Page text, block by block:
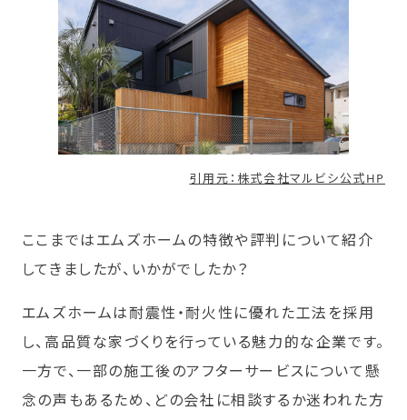
引用元：株式会社マルビシ公式HP
ここまではエムズホームの特徴や評判について紹介
してきましたが、いかがでしたか？
エムズホームは耐震性・耐火性に優れた工法を採用
し、高品質な家づくりを行っている魅力的な企業です。
一方で、一部の施工後のアフターサービスについて懸
念の声もあるため、どの会社に相談するか迷われた方